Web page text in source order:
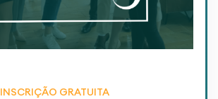
INSCRIÇÃO GRATUITA